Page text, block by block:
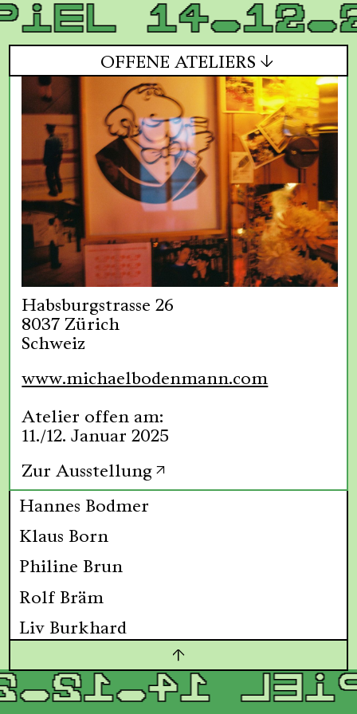
OFFENE ATELIERS
Fredi Bissegger
Michael Bodenmann
Habsburgstrasse 26
8037 Zürich
Schweiz
www.michaelbodenmann.com
Atelier offen am:
11./12. Januar 2025
Zur Ausstellung
Hannes Bodmer
Klaus Born
Philine Brun
Rolf Bräm
Liv Burkhard
Elisabeth Bösch